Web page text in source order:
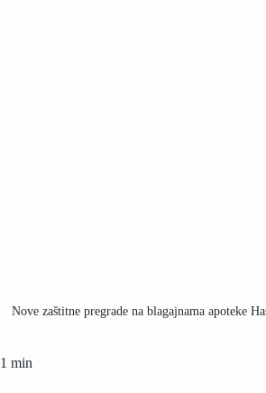
Nove zaštitne pregrade na blagajnama apoteke
1 min